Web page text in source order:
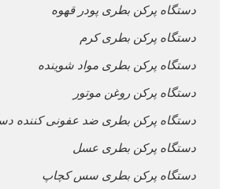
دستگاه پرکن بطری پودر قهوه
دستگاه پرکن بطری کرم
دستگاه پرکن بطری مواد شوینده
دستگاه پرکن روغن موتور
دستگاه پرکن بطری ضد عفونی کننده
دستگاه پرکن بطری عسل
دستگاه پرکن بطری سس کچاپ